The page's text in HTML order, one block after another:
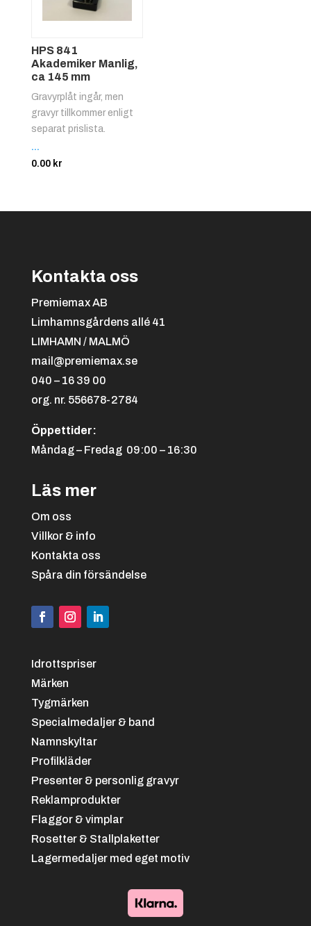
HPS 841
Akademiker Manlig,
ca 145 mm
Gravyrplåt ingår, men
gravyr tillkommer enligt
separat prislista.
...
0.00 kr
Kontakta oss
Premiemax AB
Limhamnsgårdens allé 41
LIMHAMN / MALMÖ
mail@premiemax.se
040 – 16 39 00
org. nr. 556678-2784
Öppettider:
Måndag – Fredag 09:00 – 16:30
Läs mer
Om oss
Villkor & info
Kontakta oss
Spåra din försändelse
Idrottspriser
Märken
Tygmärken
Specialmedaljer & band
Namnskyltar
Profilkläder
Presenter & personlig gravyr
Reklamprodukter
Flaggor & vimplar
Rosetter & Stallplaketter
Lagermedaljer med eget motiv